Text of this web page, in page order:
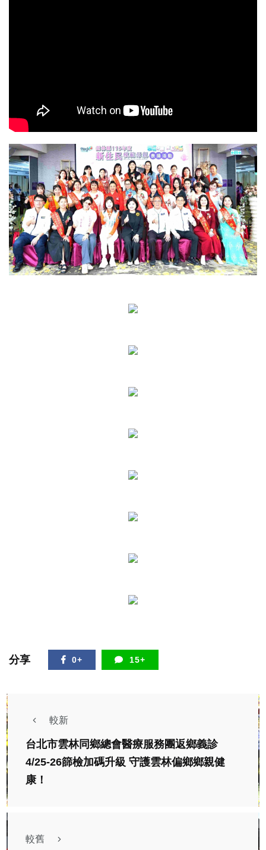
分享 0+ 15+
較新
台北市雲林同鄉總會醫療服務團返鄉義診
4/25-26篩檢加碼升級 守護雲林偏鄉鄉親健
康！
較舊